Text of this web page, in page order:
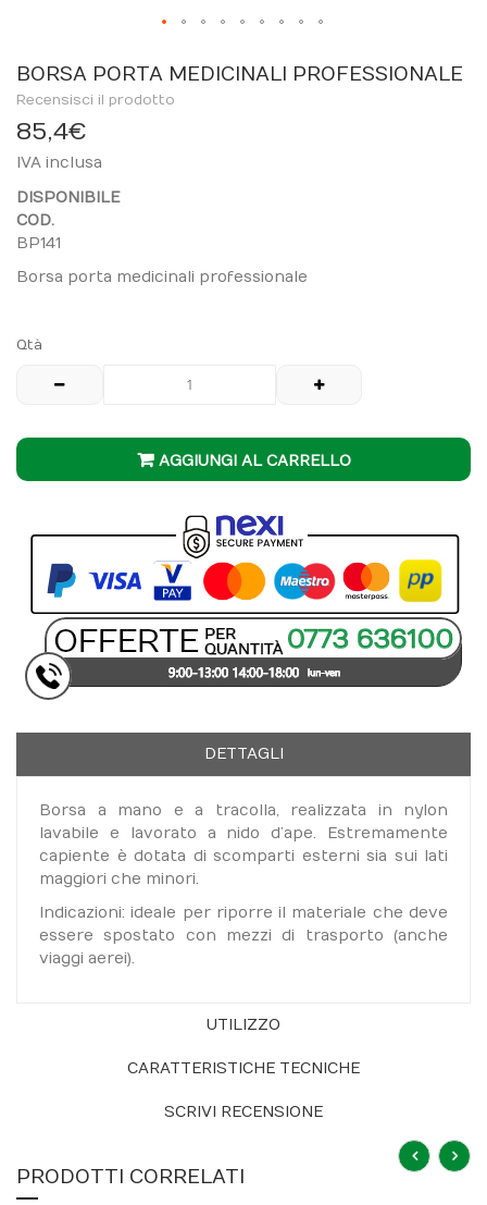
to
the
of
the
images
gallery
BORSA PORTA MEDICINALI PROFESSIONALE
Recensisci il prodotto
85,4 €
IVA inclusa
DISPONIBILE
COD.
BP141
Borsa porta medicinali professionale
Qtà
AGGIUNGI AL CARRELLO
DETTAGLI
Borsa a mano e a tracolla, realizzata in nylon
lavabile e lavorato a nido d’ape. Estremamente
capiente è dotata di scomparti esterni sia sui lati
maggiori che minori.
Indicazioni: ideale per riporre il materiale che deve
essere spostato con mezzi di trasporto (anche
viaggi aerei).
UTILIZZO
CARATTERISTICHE TECNICHE
SCRIVI RECENSIONE
PRODOTTI CORRELATI